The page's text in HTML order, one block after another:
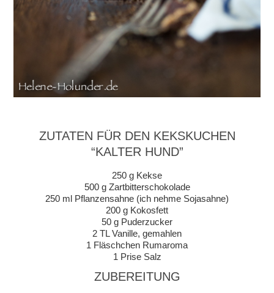
ZUTATEN FÜR DEN KEKSKUCHEN
“KALTER HUND”
250 g Kekse
500 g Zartbitterschokolade
250 ml Pflanzensahne (ich nehme Sojasahne)
200 g Kokosfett
50 g Puderzucker
2 TL Vanille, gemahlen
1 Fläschchen Rumaroma
1 Prise Salz
ZUBEREITUNG